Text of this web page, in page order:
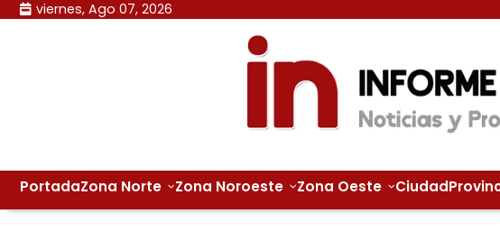
Skip viernes, Ago 07, 2026
PortadaZona Norte Zona Noroeste Zona Oeste Ciudad